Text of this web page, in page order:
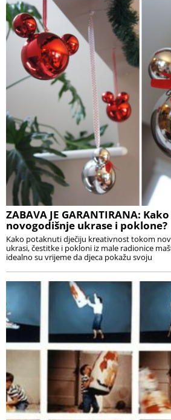
ZABAVA JE GARANTIRANA:
novogodišnje ukrase i poklone?
Kako potaknuti dječiju kreativnost tokom
ukrasi, čestitke i pokloni iz male radionice
idealno su vrijeme da djeca pokažu svoju